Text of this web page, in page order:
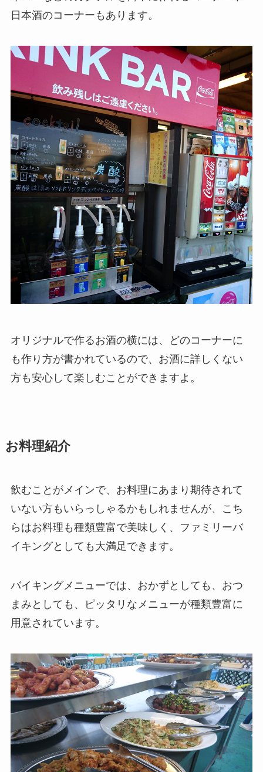
日本酒のコーナーもあります。
オリジナルで作るお酒の横には、どのコーナーに
も作り方が書かれているので、お酒に詳しくない
方も安心して楽しむことができますよ。
お料理紹介
飲むことがメインで、お料理にあまり期待されて
いない方もいらっしゃるかもしれませんが、こち
らはお料理も種類豊富で美味しく、ファミリーバ
イキングとしても大満足できます。
バイキングメニューでは、おかずとしても、おつ
まみとしても、ピッタリなメニューが種類豊富に
用意されています。